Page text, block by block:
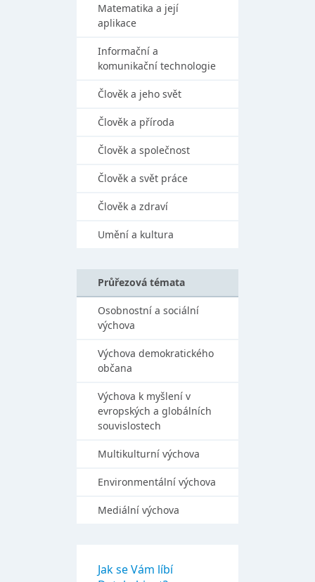
Matematika a její
aplikace
Informační a
komunikační technologie
Člověk a jeho svět
Člověk a příroda
Člověk a společnost
Člověk a svět práce
Člověk a zdraví
Umění a kultura
Průřezová témata
Osobnostní a sociální
výchova
Výchova demokratického
občana
Výchova k myšlení v
evropských a globálních
souvislostech
Multikulturní výchova
Environmentální výchova
Mediální výchova
Jak se Vám líbí